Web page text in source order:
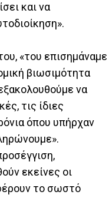
και να
«του επισημάναμε
βιωσιμότητα
να
τις ίδιες
όπου υπήρχαν
εκείνες οι
το σωστό